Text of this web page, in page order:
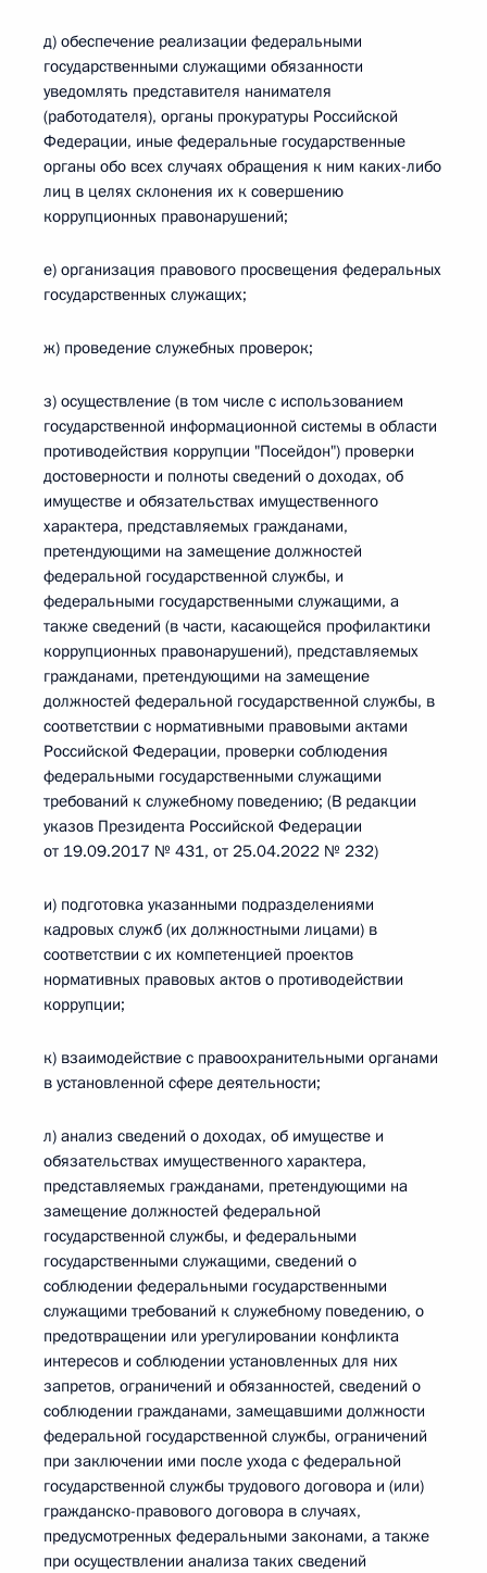
д) обеспечение реализации федеральными
государственными служащими обязанности
уведомлять представителя нанимателя
(работодателя), органы прокуратуры Российской
Федерации, иные федеральные государственные
органы обо всех случаях обращения к ним каких-либо
лиц в целях склонения их к совершению
коррупционных правонарушений;
е) организация правового просвещения федеральных
государственных служащих;
ж) проведение служебных проверок;
з) осуществление (в том числе с использованием
государственной информационной системы в области
противодействия коррупции "Посейдон") проверки
достоверности и полноты сведений о доходах, об
имуществе и обязательствах имущественного
характера, представляемых гражданами,
претендующими на замещение должностей
федеральной государственной службы, и
федеральными государственными служащими, а
также сведений (в части, касающейся профилактики
коррупционных правонарушений), представляемых
гражданами, претендующими на замещение
должностей федеральной государственной службы, в
соответствии с нормативными правовыми актами
Российской Федерации, проверки соблюдения
федеральными государственными служащими
требований к служебному поведению; (В редакции
указов Президента Российской Федерации
от 19.09.2017 № 431, от 25.04.2022 № 232)
и) подготовка указанными подразделениями
кадровых служб (их должностными лицами) в
соответствии с их компетенцией проектов
нормативных правовых актов о противодействии
коррупции;
к) взаимодействие с правоохранительными органами
в установленной сфере деятельности;
л) анализ сведений о доходах, об имуществе и
обязательствах имущественного характера,
представляемых гражданами, претендующими на
замещение должностей федеральной
государственной службы, и федеральными
государственными служащими, сведений о
соблюдении федеральными государственными
служащими требований к служебному поведению, о
предотвращении или урегулировании конфликта
интересов и соблюдении установленных для них
запретов, ограничений и обязанностей, сведений о
соблюдении гражданами, замещавшими должности
федеральной государственной службы, ограничений
при заключении ими после ухода с федеральной
государственной службы трудового договора и (или)
гражданско-правового договора в случаях,
предусмотренных федеральными законами, а также
при осуществлении анализа таких сведений